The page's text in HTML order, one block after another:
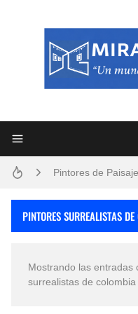
Pintores de
PINTORES SURREALISTAS
Mostrando las entradas
surrealistas de colombia